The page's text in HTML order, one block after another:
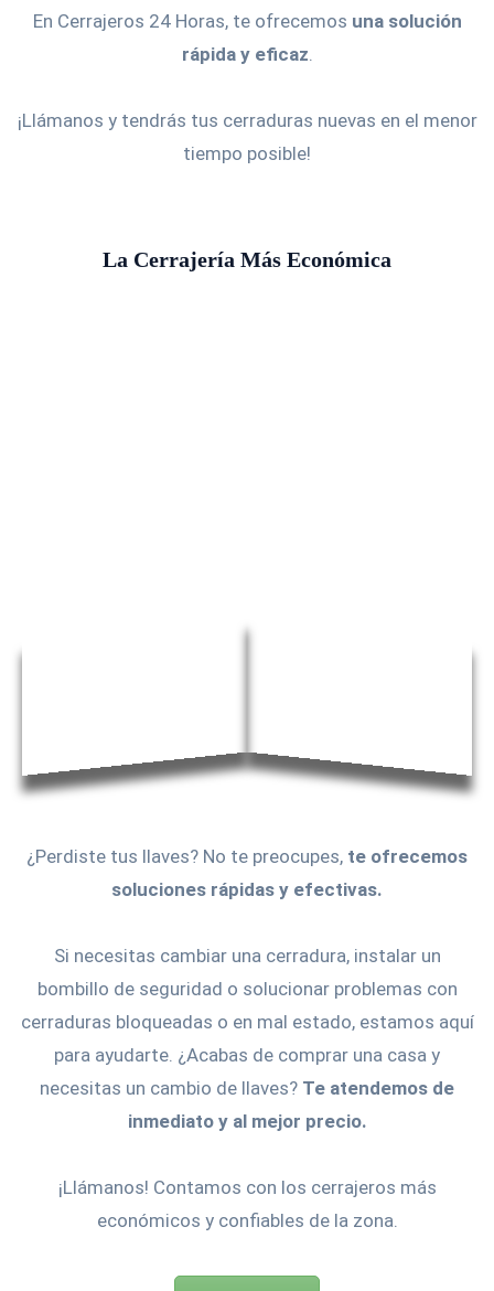
En Cerrajeros 24 Horas, te ofrecemos una solución
rápida y eficaz.
¡Llámanos y tendrás tus cerraduras nuevas en el menor
tiempo posible!
La Cerrajería Más Económica
¿Perdiste tus llaves? No te preocupes, te ofrecemos
soluciones rápidas y efectivas.
Si necesitas cambiar una cerradura, instalar un
bombillo de seguridad o solucionar problemas con
cerraduras bloqueadas o en mal estado, estamos aquí
para ayudarte. ¿Acabas de comprar una casa y
necesitas un cambio de llaves? Te atendemos de
inmediato y al mejor precio.
¡Llámanos! Contamos con los cerrajeros más
económicos y confiables de la zona.